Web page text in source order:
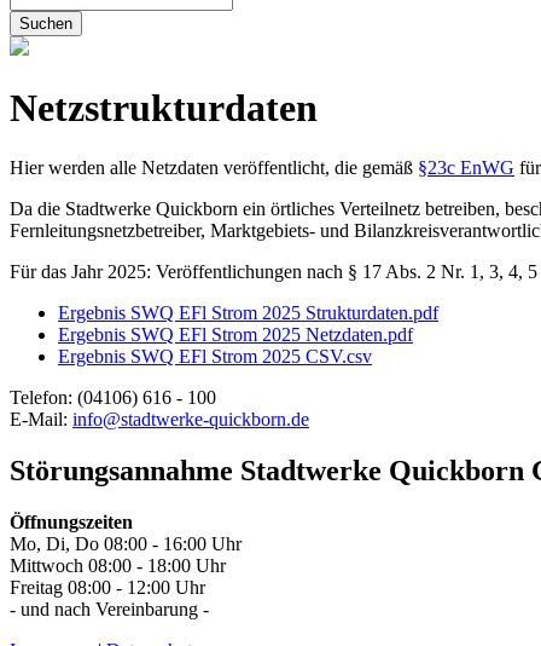
Suchen
Netzstrukturdaten
Hier werden alle Netzdaten veröffentlicht, die gemäß §23c EnWG
Da die Stadtwerke Quickborn ein örtliches Verteilnetz betreiben,
Fernleitungsnetzbetreiber, Marktgebiets- und
Für das Jahr 2025: Veröffentlichungen nach § 17 Abs. 2 Nr. 1, 3,
Ergebnis SWQ EFl Strom 2025 Strukturdaten.pdf
Ergebnis SWQ EFl Strom 2025 Netzdaten.pdf
Ergebnis SWQ EFl Strom 2025 CSV.csv
Telefon: (04106) 616 - 100
E-Mail: info@stadtwerke-quickborn.de
Störungsannahme Stadtwerke Quickborn
Öffnungszeiten
Mo, Di, Do 08:00 - 16:00 Uhr
Mittwoch 08:00 - 18:00 Uhr
Freitag 08:00 - 12:00 Uhr
- und nach Vereinbarung -